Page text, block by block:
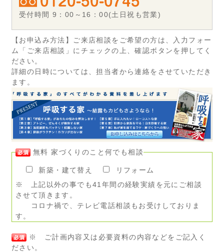
受付時間 9：00～16：00(土日祝も営業)
【お申込み方法】ご来店相談をご希望の方は、入力フォー
ム「ご来店相談」にチェックの上、確認ボタンを押してく
ださい。
詳細の日時については、担当者から連絡をさせていただき
ます。
無料 家づくりのこと何でも相談
新築・建て替え
リフォーム
※ 上記以外の事でも41年間の経験実績を元にご相談
させて頂きます。
コロナ禍で、テレビ電話相談もお受けしておりま
す。
※ ご計画内容又は必要資料の内容などをご記入く
ださい。